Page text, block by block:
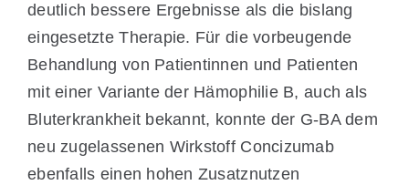
deutlich bessere Ergebnisse als die bislang
eingesetzte Therapie. Für die vorbeugende
Behandlung von Patientinnen und Patienten
mit einer Variante der Hämophilie B, auch als
Bluterkrankheit bekannt, konnte der G-BA dem
neu zugelassenen Wirkstoff Concizumab
ebenfalls einen hohen Zusatznutzen